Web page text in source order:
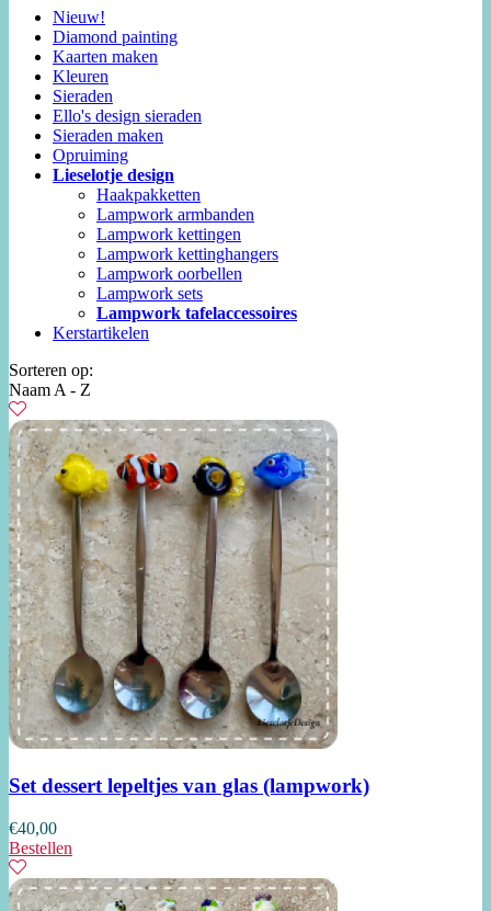
Nieuw!
Diamond painting
Kaarten maken
Kleuren
Sieraden
Ello's design sieraden
Sieraden maken
Opruiming
Lieselotje design
Haakpakketten
Lampwork armbanden
Lampwork kettingen
Lampwork kettinghangers
Lampwork oorbellen
Lampwork sets
Lampwork tafelaccessoires
Kerstartikelen
Sorteren op:
Naam A - Z
Set dessert lepeltjes van glas (lampwork)
€40,00
Bestellen